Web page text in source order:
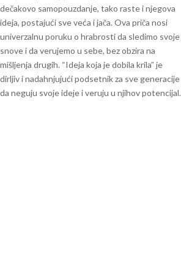
dečakovo samopouzdanje, tako raste i njegova
ideja, postajući sve veća i jača. Ova priča nosi
univerzalnu poruku o hrabrosti da sledimo svoje
snove i da verujemo u sebe, bez obzira na
mišljenja drugih. “Ideja koja je dobila krila” je
dirljiv i nadahnjujući podsetnik za sve generacije
da neguju svoje ideje i veruju u njihov potencijal.